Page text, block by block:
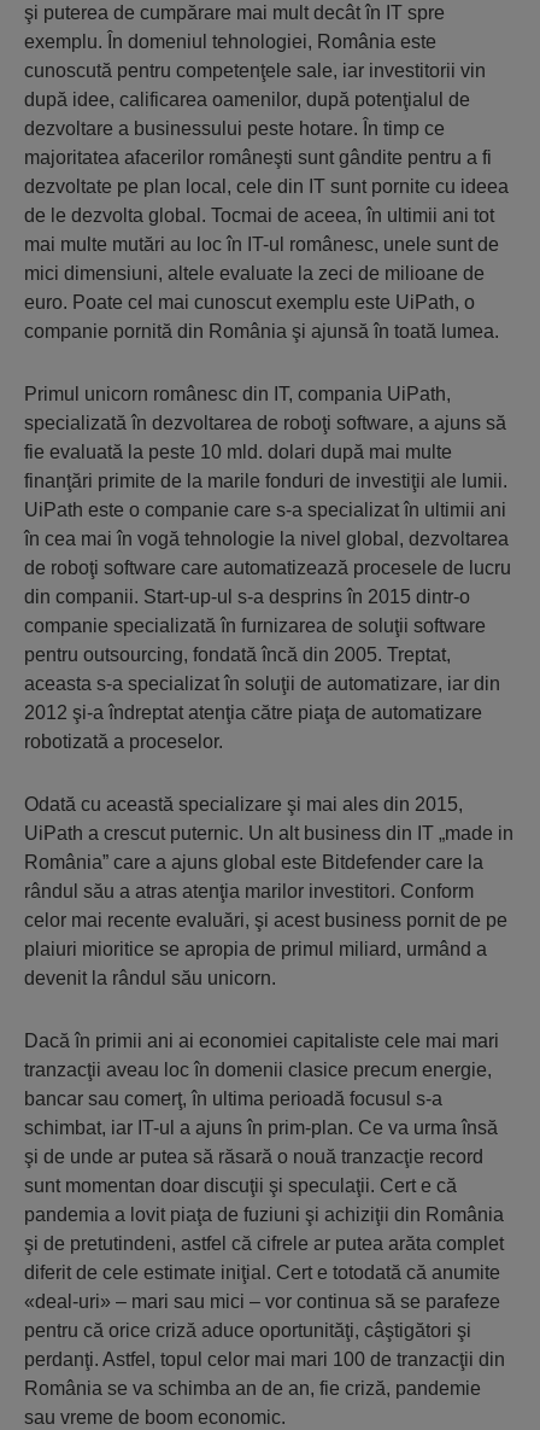
şi puterea de cumpărare mai mult decât în IT spre
exemplu. În domeniul tehnologiei, România este
cunoscută pentru competenţele sale, iar investitorii vin
după idee, calificarea oamenilor, după potenţialul de
dezvoltare a businessului peste hotare. În timp ce
majoritatea afacerilor româneşti sunt gândite pentru a fi
dezvoltate pe plan local, cele din IT sunt pornite cu ideea
de le dezvolta global. Tocmai de aceea, în ultimii ani tot
mai multe mutări au loc în IT-ul românesc, unele sunt de
mici dimensiuni, altele evaluate la zeci de milioane de
euro. Poate cel mai cunoscut exemplu este UiPath, o
companie pornită din România şi ajunsă în toată lumea.
Primul unicorn românesc din IT, compania UiPath,
specializată în dezvoltarea de roboţi software, a ajuns să
fie evaluată la peste 10 mld. dolari după mai multe
finanţări primite de la marile fonduri de investiţii ale lumii.
UiPath este o companie care s-a specializat în ultimii ani
în cea mai în vogă tehnologie la nivel global, dezvoltarea
de roboţi software care automatizează procesele de lucru
din companii. Start-up-ul s-a desprins în 2015 dintr-o
companie specializată în furnizarea de soluţii software
pentru outsourcing, fondată încă din 2005. Treptat,
aceasta s-a specializat în soluţii de automatizare, iar din
2012 şi-a îndreptat atenţia către piaţa de automatizare
robotizată a proceselor.
Odată cu această specializare şi mai ales din 2015,
UiPath a crescut puternic. Un alt business din IT „made in
România” care a ajuns global este Bitdefender care la
rândul său a atras atenţia marilor investitori. Conform
celor mai recente evaluări, şi acest business pornit de pe
plaiuri mioritice se apropia de primul miliard, urmând a
devenit la rândul său unicorn.
Dacă în primii ani ai economiei capitaliste cele mai mari
tranzacţii aveau loc în domenii clasice precum energie,
bancar sau comerţ, în ultima perioadă focusul s-a
schimbat, iar IT-ul a ajuns în prim-plan. Ce va urma însă
şi de unde ar putea să răsară o nouă tranzacţie record
sunt momentan doar discuţii şi speculaţii. Cert e că
pandemia a lovit piaţa de fuziuni şi achiziţii din România
şi de pretutindeni, astfel că cifrele ar putea arăta complet
diferit de cele estimate iniţial. Cert e totodată că anumite
«deal-uri» – mari sau mici – vor continua să se parafeze
pentru că orice criză aduce oportunităţi, câştigători şi
perdanţi. Astfel, topul celor mai mari 100 de tranzacţii din
România se va schimba an de an, fie criză, pandemie
sau vreme de boom economic.